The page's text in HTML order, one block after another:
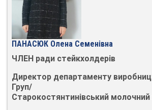
ПАНАСЮК Олена Семенівна
ЧЛЕН ради стейкхолдерів
Директор департаменту
Груп/
Старокостянтинівський молочний